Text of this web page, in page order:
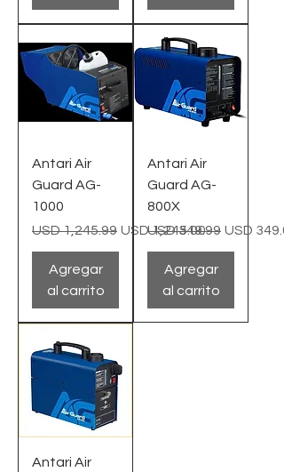
Antari Air
Guard AG-
1000
Precio
USD 1,245.99 Precio de oferta
USD 1,245.00
Agregar
al carrito
Antari Air
Guard AG-
800X
Precio
USD 349.99 Precio
USD
Agregar
al carrito
Antari Air